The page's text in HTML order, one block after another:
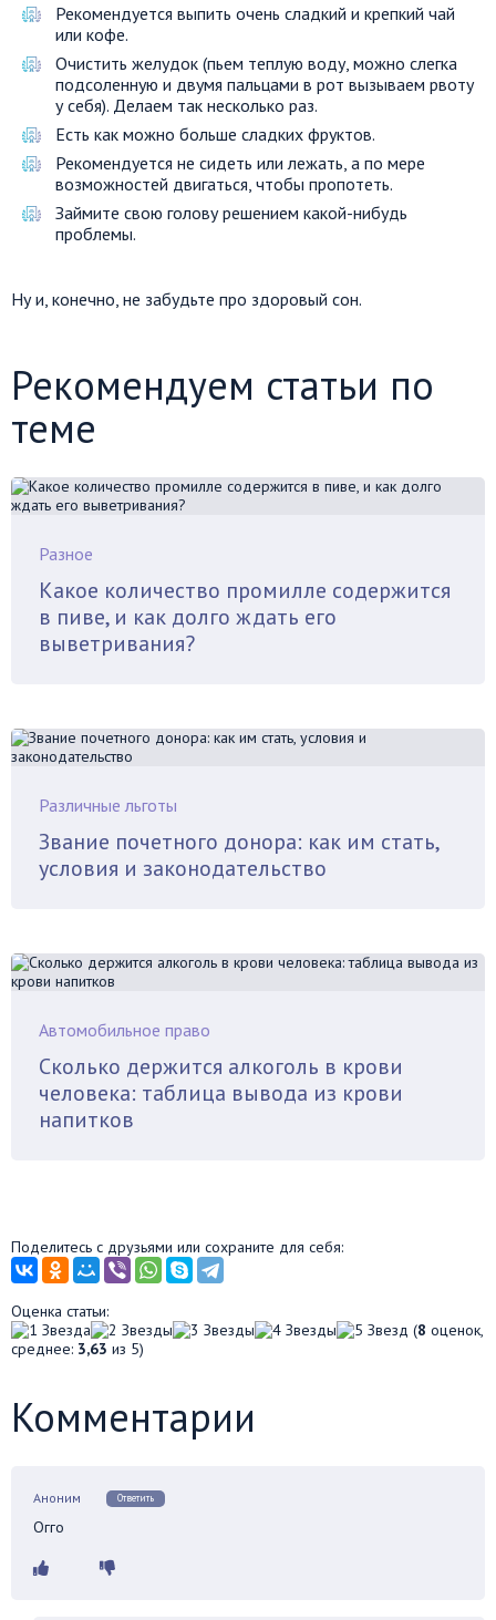
Рекомендуется выпить очень сладкий и крепкий чай
или кофе.
Очистить желудок (пьем теплую воду, можно слегка
подсоленную и двумя пальцами в рот вызываем рвоту
у себя). Делаем так несколько раз.
Есть как можно больше сладких фруктов.
Рекомендуется не сидеть или лежать, а по мере
возможностей двигаться, чтобы пропотеть.
Займите свою голову решением какой-нибудь
проблемы.
Ну и, конечно, не забудьте про здоровый сон.
Рекомендуем статьи по
теме
Разное
Какое количество промилле содержится
в пиве, и как долго ждать его
выветривания?
Различные льготы
Звание почетного донора: как им стать,
условия и законодательство
Автомобильное право
Сколько держится алкоголь в крови
человека: таблица вывода из крови
напитков
Поделитесь с друзьями или сохраните для себя:
Оценка статьи:
(8 оценок,
среднее: 3,63 из 5)
Комментарии
Аноним Ответить
Огго